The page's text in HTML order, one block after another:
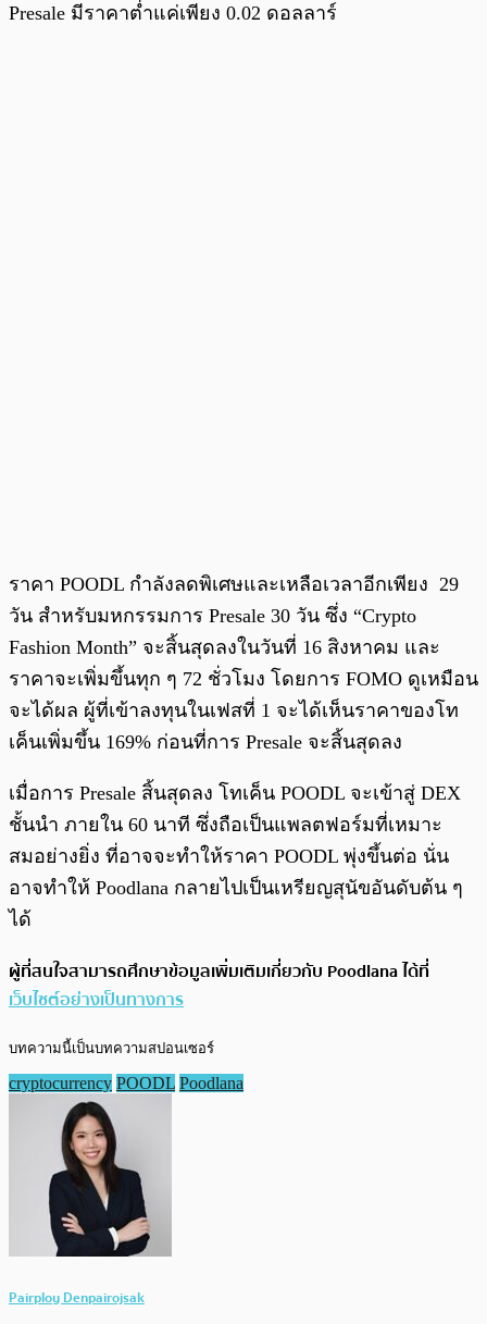
Presale มีราคาต่ำแค่เพียง 0.02 ดอลลาร์
ราคา POODL กำลังลดพิเศษและเหลือเวลาอีกเพียง 29
วัน สำหรับมหกรรมการ Presale 30 วัน ซึ่ง “Crypto
Fashion Month” จะสิ้นสุดลงในวันที่ 16 สิงหาคม และ
ราคาจะเพิ่มขึ้นทุก ๆ 72 ชั่วโมง โดยการ FOMO ดูเหมือน
จะได้ผล ผู้ที่เข้าลงทุนในเฟสที่ 1 จะได้เห็นราคาของโท
เค็นเพิ่มขึ้น 169% ก่อนที่การ Presale จะสิ้นสุดลง
เมื่อการ Presale สิ้นสุดลง โทเค็น POODL จะเข้าสู่ DEX
ชั้นนำ ภายใน 60 นาที ซึ่งถือเป็นแพลตฟอร์มที่เหมาะ
สมอย่างยิ่ง ที่อาจจะทำให้ราคา POODL พุ่งขึ้นต่อ นั่น
อาจทำให้ Poodlana กลายไปเป็นเหรียญสุนัขอันดับต้น ๆ
ได้
ผู้ที่สนใจสามารถศึกษาข้อมูลเพิ่มเติมเกี่ยวกับ Poodlana ได้ที่
เว็บไซต์อย่างเป็นทางการ
บทความนี้เป็นบทความสปอนเซอร์
cryptocurrency POODL Poodlana
Pairploy Denpairojsak